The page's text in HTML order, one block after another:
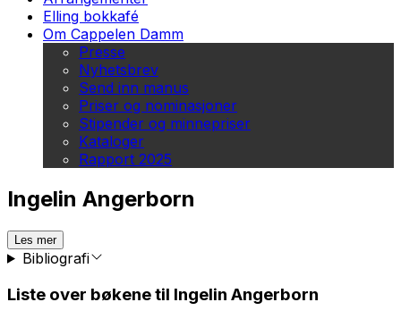
Elling bokkafé
Om Cappelen Damm
Presse
Nyhetsbrev
Send inn manus
Priser og nominasjoner
Stipender og minnepriser
Kataloger
Rapport 2025
Ingelin Angerborn
Les mer
Bibliografi
Liste over bøkene til Ingelin Angerborn